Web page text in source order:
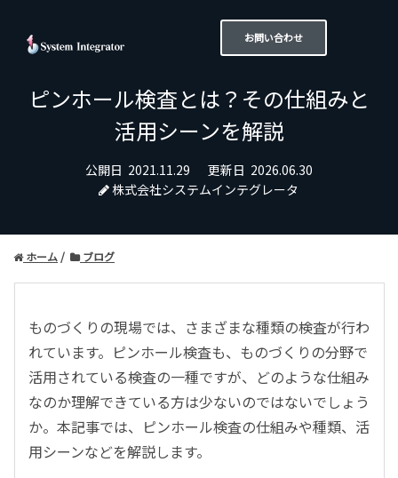
お問い合わせ
ピンホール検査とは？その仕組みと
活用シーンを解説
公開日 2021.11.29 更新日 2026.06.30
株式会社システムインテグレータ
ホーム ブログ
ものづくりの現場では、さまざまな種類の検査が行わ
れています。ピンホール検査も、ものづくりの分野で
活用されている検査の一種ですが、どのような仕組み
なのか理解できている方は少ないのではないでしょう
か。本記事では、ピンホール検査の仕組みや種類、活
用シーンなどを解説します。